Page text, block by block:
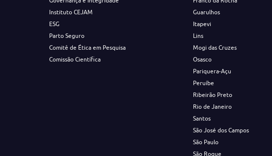
Instituto CEJAM
ESG
Parto Seguro
Comitê de Ética em Pesquisa
Comissão Científica
Guarulhos
Itapevi
Lins
Mogi das Cruzes
Osasco
Pariquera-Açu
Peruíbe
Ribeirão Preto
Rio de Janeiro
Santos
São José dos Campos
São Paulo
São Roque